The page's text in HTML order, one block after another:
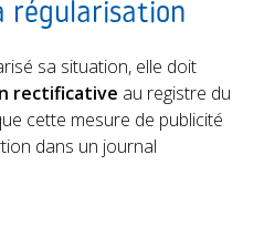
régularisation
sa situation, elle doit
rectificative au registre du
cette mesure de publicité
dans un journal